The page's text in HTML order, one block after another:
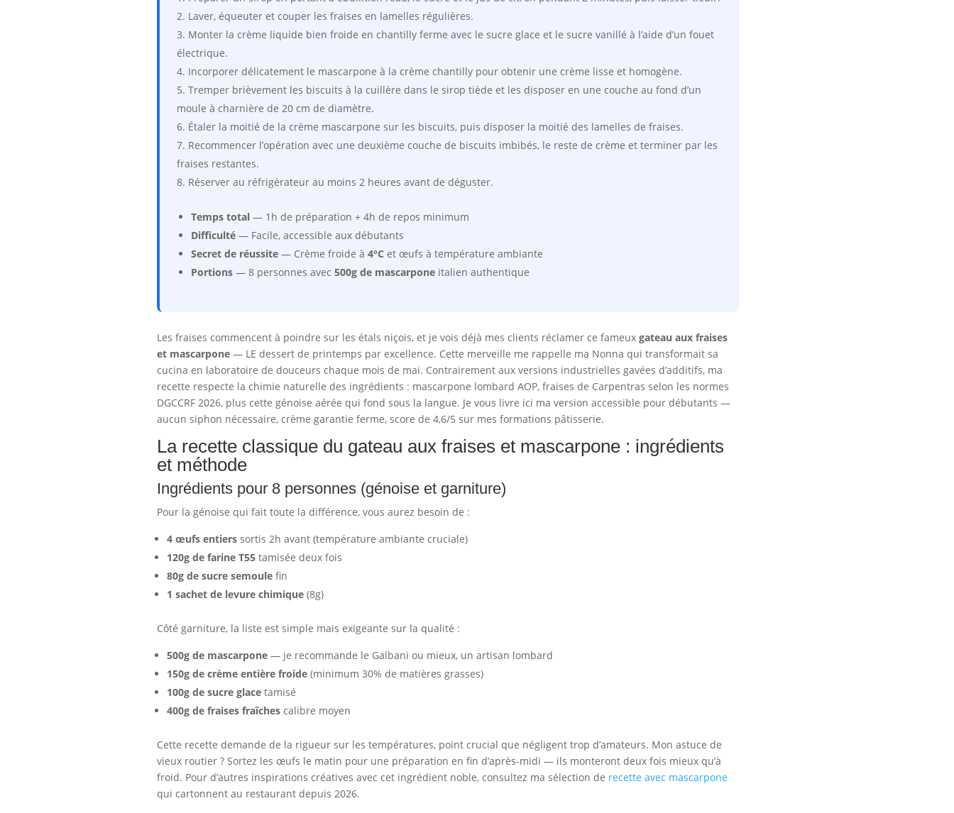
Laver, équeuter et couper les fraises en lamelles régulières.
Monter la crème liquide bien froide en chantilly ferme avec le sucre glace et le sucre vanillé à l’aide d’un fouet
électrique.
Incorporer délicatement le mascarpone à la crème chantilly pour obtenir une crème lisse et homogène.
Tremper brièvement les biscuits à la cuillère dans le sirop tiède et les disposer en une couche au fond d’un
moule à charnière de 20 cm de diamètre.
Étaler la moitié de la crème mascarpone sur les biscuits, puis disposer la moitié des lamelles de fraises.
Recommencer l’opération avec une deuxième couche de biscuits imbibés, le reste de crème et terminer par les
fraises restantes.
Réserver au réfrigérateur au moins 2 heures avant de déguster.
Temps total — 1h de préparation + 4h de repos minimum
Difficulté — Facile, accessible aux débutants
Secret de réussite — Crème froide à 4°C et œufs à température ambiante
Portions — 8 personnes avec 500g de mascarpone italien authentique
Les fraises commencent à poindre sur les étals niçois, et je vois déjà mes clients réclamer ce fameux gateau aux fraises
et mascarpone — LE dessert de printemps par excellence. Cette merveille me rappelle ma Nonna qui transformait sa
cucina en laboratoire de douceurs chaque mois de mai. Contrairement aux versions industrielles gavées d’additifs, ma
recette respecte la chimie naturelle des ingrédients : mascarpone lombard AOP, fraises de Carpentras selon les normes
DGCCRF 2026, plus cette génoise aérée qui fond sous la langue. Je vous livre ici ma version accessible pour débutants —
aucun siphon nécessaire, crème garantie ferme, score de 4,6/5 sur mes formations pâtisserie.
La recette classique du gateau aux fraises et mascarpone : ingrédients
et méthode
Ingrédients pour 8 personnes (génoise et garniture)
Pour la génoise qui fait toute la différence, vous aurez besoin de :
4 œufs entiers sortis 2h avant (température ambiante cruciale)
120g de farine T55 tamisée deux fois
80g de sucre semoule fin
1 sachet de levure chimique (8g)
Côté garniture, la liste est simple mais exigeante sur la qualité :
500g de mascarpone — je recommande le Galbani ou mieux, un artisan lombard
150g de crème entière froide (minimum 30% de matières grasses)
100g de sucre glace tamisé
400g de fraises fraîches calibre moyen
Cette recette demande de la rigueur sur les températures, point crucial que négligent trop d’amateurs. Mon astuce de
vieux routier ? Sortez les œufs le matin pour une préparation en fin d’après-midi — ils monteront deux fois mieux qu’à
froid. Pour d’autres inspirations créatives avec cet ingrédient noble, consultez ma sélection de recette avec mascarpone
qui cartonnent au restaurant depuis 2026.